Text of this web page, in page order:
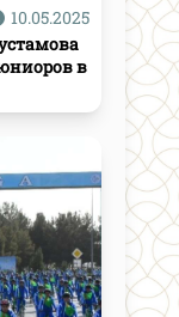
10.05.2025
в